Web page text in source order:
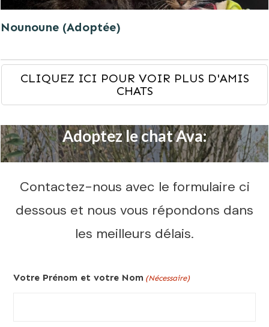
Nounoune (Adoptée)
CLIQUEZ ICI POUR VOIR PLUS D'AMIS
CHATS
Adoptez le chat Ava:
Contactez-nous avec le formulaire ci
dessous et nous vous répondons dans
les meilleurs délais.
Votre Prénom et votre Nom (Nécessaire)